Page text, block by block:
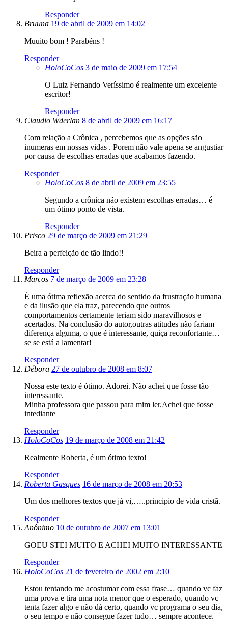
Responder
Bruuna 19 de abril de 2009 em 14:02
Muuito bom ! Parabéns !
Responder
HoloCoCos 3 de maio de 2009 em 17:54
O Luiz Fernando Veríssimo é realmente um excelente
escritor!
Responder
Claudio Wderlan 8 de abril de 2009 em 16:17
Com relação a Crônica , percebemos que as opções são
inumeras em nossas vidas . Porem não vale apena se angustiar
por causa de escolhas erradas que acabamos fazendo.
Responder
HoloCoCos 8 de abril de 2009 em 23:55
Segundo a crônica não existem escolhas erradas… é
um ótimo ponto de vista.
Responder
Prisco 29 de março de 2009 em 21:29
Beira a perfeição de tão lindo!!
Responder
Marcos 7 de março de 2009 em 23:28
É uma ótima reflexão acerca do sentido da frustração humana
e da ilusão que ela traz, parecendo que outros
comportamentos certamente teriam sido maravilhosos e
acertados. Na conclusão do autor,outras atitudes não fariam
diferença alguma, o que é interessante, quiça reconfortante…
se se está a lamentar!
Responder
Débora 27 de outubro de 2008 em 8:07
Nossa este texto é ótimo. Adorei. Não achei que fosse tão
interessante.
Minha professora que passou para mim ler.Achei que fosse
intediante
Responder
HoloCoCos 19 de março de 2008 em 21:42
Realmente Roberta, é um ótimo texto!
Responder
Roberta Gasques 16 de março de 2008 em 20:53
Um dos melhores textos que já vi,…..principio de vida cristã.
Responder
Anônimo 10 de outubro de 2007 em 13:01
GOEU STEI MUITO E ACHEI MUITO INTERESSANTE
Responder
HoloCoCos 21 de fevereiro de 2002 em 2:10
Estou tentando me acostumar com essa frase… quando vc faz
uma prova e tira uma nota menor que o esperado, quando vc
tenta fazer algo e não dá certo, quando vc programa o seu dia,
o seu tempo e não consegue fazer tudo… sempre acontece.